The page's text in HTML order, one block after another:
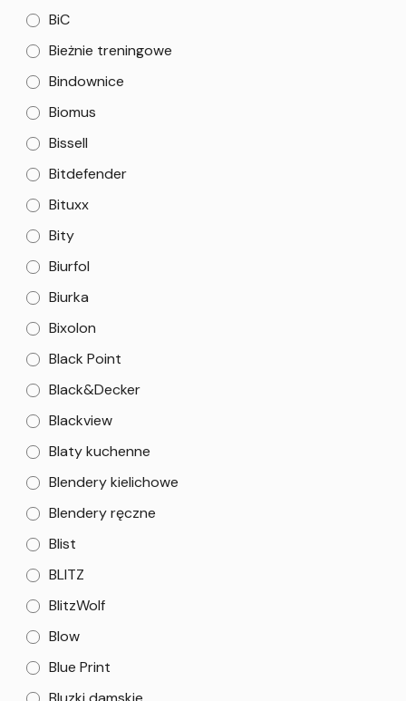
BiC
Bieżnie treningowe
Bindownice
Biomus
Bissell
Bitdefender
Bituxx
Bity
Biurfol
Biurka
Bixolon
Black Point
Black&Decker
Blackview
Blaty kuchenne
Blendery kielichowe
Blendery ręczne
Blist
BLITZ
BlitzWolf
Blow
Blue Print